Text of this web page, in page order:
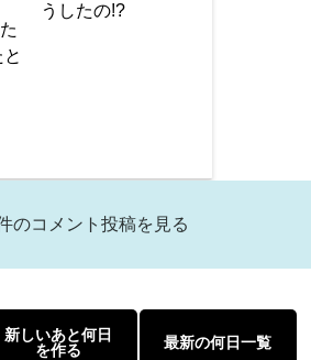
うしたの!?
のコメント投稿を見る
新しいあと何日
を作る
最新の何日一覧